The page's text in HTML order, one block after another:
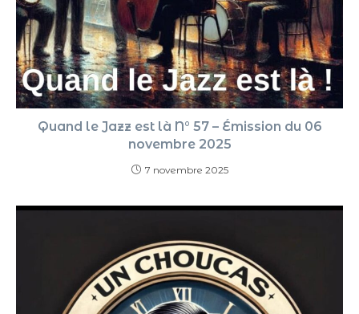
Quand le Jazz est là N° 57 – Émission du 06
novembre 2025
7 novembre 2025